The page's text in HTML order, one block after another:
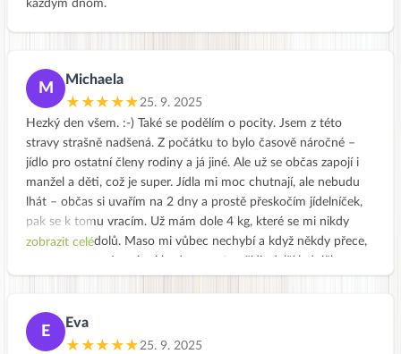
každým dňom.
M
Michaela
★★★★★25. 9. 2025
Hezký den všem. :-) Také se podělím o pocity. Jsem z této
stravy strašně nadšená. Z počátku to bylo časově náročné –
jídlo pro ostatní členy rodiny a já jiné. Ale už se občas zapojí i
manžel a děti, což je super. Jídla mi moc chutnají, ale nebudu
lhát – občas si uvařím na 2 dny a prostě přeskočím jídelníček,
pak se k tomu vracím. Už mám dole 4 kg, které se mi nikdy
nedařily dát dolů. Maso mi vůbec nechybí a když někdy přece,
Jíme Jinak. Děkuji, Evičko, že jsi mi vstoupila do života!
zobrazit celé
E
Eva
★★★★★25. 9. 2025